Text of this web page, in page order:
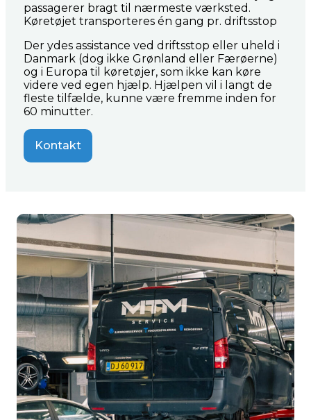
passagerer bragt til nærmeste værksted.
Køretøjet transporteres én gang pr. driftsstop
​Der ydes assistance ved driftsstop eller uheld i
Danmark (dog ikke Grønland eller Færøerne)
og i Europa til køretøjer, som ikke kan køre
videre ved egen hjælp. Hjælpen vil i langt de
fleste tilfælde, kunne være fremme inden for
60 minutter.
Kontakt